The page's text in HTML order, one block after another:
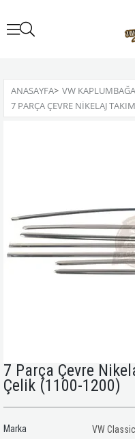
ANASAYFA> VW KAPLUMBAĞA
7 PARÇA ÇEVRE NIKELAJ
7 Parça Çevre
Çelik (1100-1200)
Marka
VW